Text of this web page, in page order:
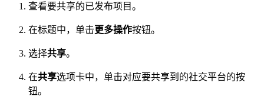
查看要共享的已发布项目。
在标题中，单击更多操作按钮。
选择共享。
在共享选项卡中，单击对应要共享到的社交平台的按
钮。